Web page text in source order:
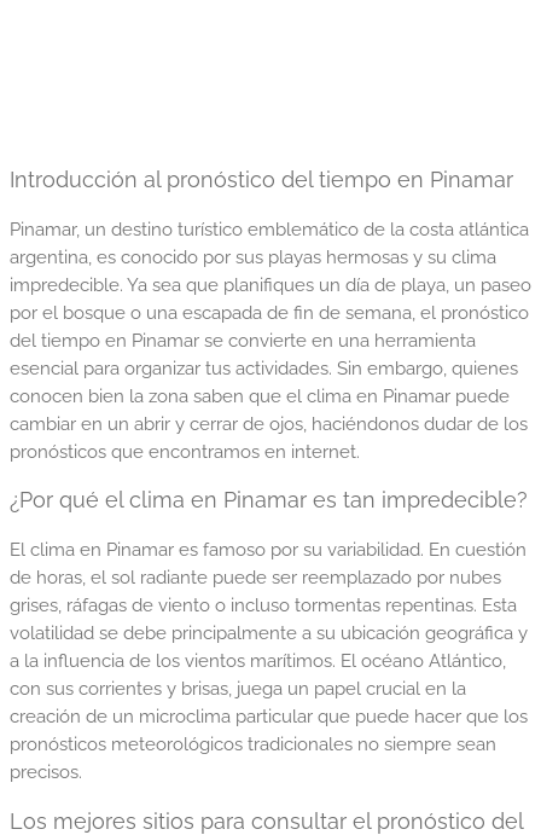
Introducción al pronóstico del tiempo en Pinamar
Pinamar, un destino turístico emblemático de la costa atlántica
argentina, es conocido por sus playas hermosas y su clima
impredecible. Ya sea que planifiques un día de playa, un paseo
por el bosque o una escapada de fin de semana, el pronóstico
del tiempo en Pinamar se convierte en una herramienta
esencial para organizar tus actividades. Sin embargo, quienes
conocen bien la zona saben que el clima en Pinamar puede
cambiar en un abrir y cerrar de ojos, haciéndonos dudar de los
pronósticos que encontramos en internet.
¿Por qué el clima en Pinamar es tan impredecible?
El clima en Pinamar es famoso por su variabilidad. En cuestión
de horas, el sol radiante puede ser reemplazado por nubes
grises, ráfagas de viento o incluso tormentas repentinas. Esta
volatilidad se debe principalmente a su ubicación geográfica y
a la influencia de los vientos marítimos. El océano Atlántico,
con sus corrientes y brisas, juega un papel crucial en la
creación de un microclima particular que puede hacer que los
pronósticos meteorológicos tradicionales no siempre sean
precisos.
Los mejores sitios para consultar el pronóstico del